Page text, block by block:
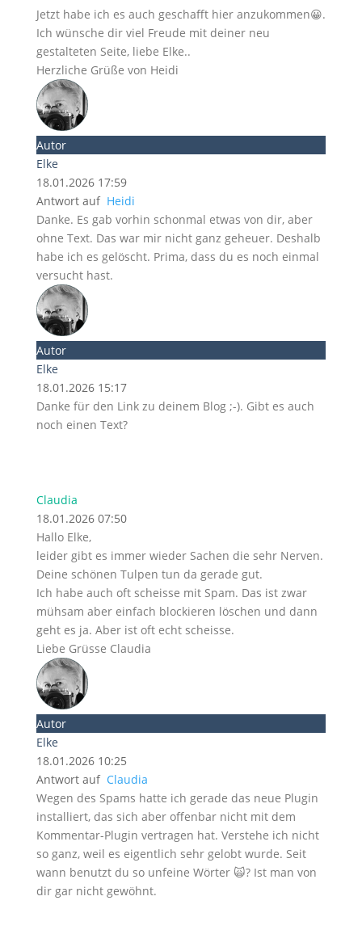
Jetzt habe ich es auch geschafft hier anzukommen😀.
Ich wünsche dir viel Freude mit deiner neu
gestalteten Seite, liebe Elke..
Herzliche Grüße von Heidi
Autor
Elke
18.01.2026 17:59
Antwort auf Heidi
Danke. Es gab vorhin schonmal etwas von dir, aber
ohne Text. Das war mir nicht ganz geheuer. Deshalb
habe ich es gelöscht. Prima, dass du es noch einmal
versucht hast.
Autor
Elke
18.01.2026 15:17
Danke für den Link zu deinem Blog ;-). Gibt es auch
noch einen Text?
Claudia
18.01.2026 07:50
Hallo Elke,
leider gibt es immer wieder Sachen die sehr Nerven.
Deine schönen Tulpen tun da gerade gut.
Ich habe auch oft scheisse mit Spam. Das ist zwar
mühsam aber einfach blockieren löschen und dann
geht es ja. Aber ist oft echt scheisse.
Liebe Grüsse Claudia
Autor
Elke
18.01.2026 10:25
Antwort auf Claudia
Wegen des Spams hatte ich gerade das neue Plugin
installiert, das sich aber offenbar nicht mit dem
Kommentar-Plugin vertragen hat. Verstehe ich nicht
so ganz, weil es eigentlich sehr gelobt wurde. Seit
wann benutzt du so unfeine Wörter 🙀? Ist man von
dir gar nicht gewöhnt.